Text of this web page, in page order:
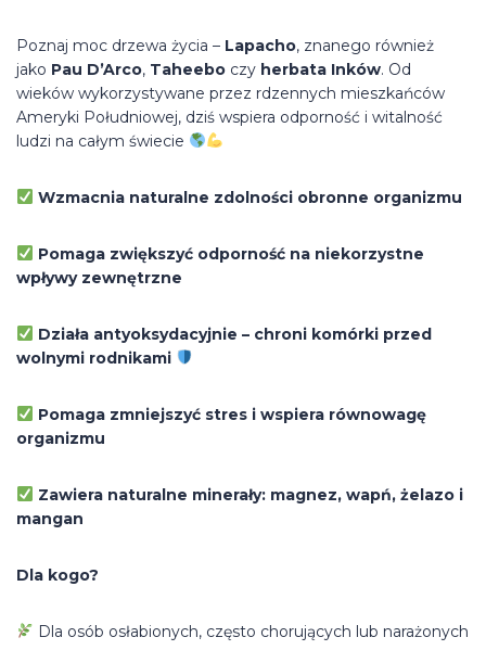
Poznaj moc drzewa życia – Lapacho, znanego również
jako Pau D’Arco, Taheebo czy herbata Inków. Od
wieków wykorzystywane przez rdzennych mieszkańców
Ameryki Południowej, dziś wspiera odporność i witalność
ludzi na całym świecie
Wzmacnia naturalne zdolności obronne organizmu
Pomaga zwiększyć odporność na niekorzystne
wpływy zewnętrzne
Działa antyoksydacyjnie – chroni komórki przed
wolnymi rodnikami
Pomaga zmniejszyć stres i wspiera równowagę
organizmu
Zawiera naturalne minerały: magnez, wapń, żelazo i
mangan
Dla kogo?
Dla osób osłabionych, często chorujących lub narażonych